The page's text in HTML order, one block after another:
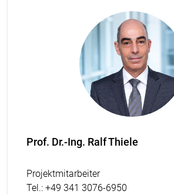
Prof. Dr.-Ing. Ralf Thiele
Projektmitarbeiter
Tel.: +49 341 3076-6950